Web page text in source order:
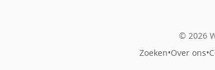
© 2026
Zoeken•Over ons•